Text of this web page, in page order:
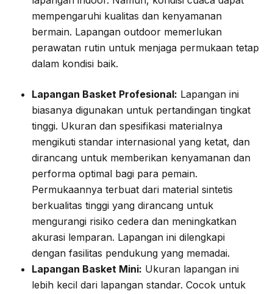
mempengaruhi kualitas dan kenyamanan
bermain. Lapangan outdoor memerlukan
perawatan rutin untuk menjaga permukaan tetap
dalam kondisi baik.
Lapangan Basket Profesional: Lapangan ini
biasanya digunakan untuk pertandingan tingkat
tinggi. Ukuran dan spesifikasi materialnya
mengikuti standar internasional yang ketat, dan
dirancang untuk memberikan kenyamanan dan
performa optimal bagi para pemain.
Permukaannya terbuat dari material sintetis
berkualitas tinggi yang dirancang untuk
mengurangi risiko cedera dan meningkatkan
akurasi lemparan. Lapangan ini dilengkapi
dengan fasilitas pendukung yang memadai.
Lapangan Basket Mini: Ukuran lapangan ini
lebih kecil dari lapangan standar. Cocok untuk